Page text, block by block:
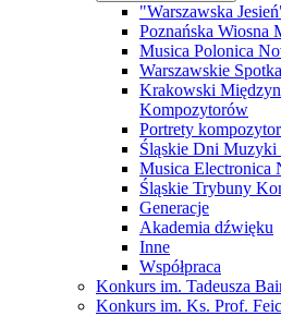
"Warszawska
Poznańska Wiosna
Musica Polonica
Warszawskie
Krakowski
Kompozytorów
Portrety
Śląskie Dni Muzyki
Musica Electronica
Śląskie Trybuny
Generacje
Akademia dźwięku
Inne
Współpraca
Konkurs im. Tadeusza
Konkurs im. Ks. Prof.